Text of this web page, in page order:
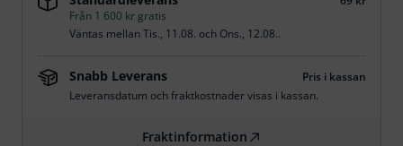
Från 1 600 kr gratis
Väntas mellanTis., 11.08. och Ons., 12.08..
Snabb Leverans
Pris i kassan
Leveransdatum och fraktkostnader visas i kassan.
Fraktinformation